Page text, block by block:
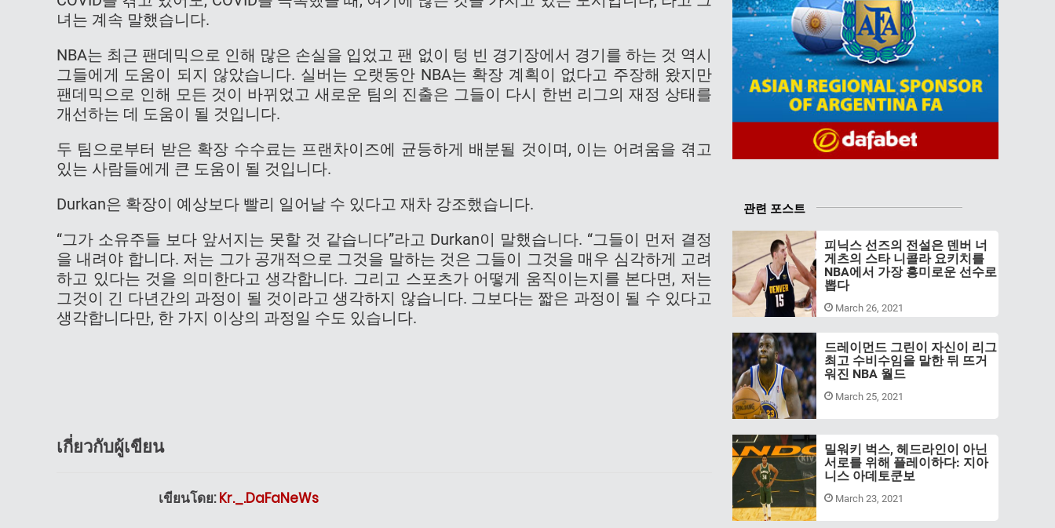
녀는 계속 말했습니다.
NBA는 최근 팬데믹으로 인해 많은 손실을 입었고 팬 없이 텅 빈 경기장에서 경기를 하는 것 역시
그들에게 도움이 되지 않았습니다. 실버는 오랫동안 NBA는 확장 계획이 없다고 주장해 왔지만
팬데믹으로 인해 모든 것이 바뀌었고 새로운 팀의 진출은 그들이 다시 한번 리그의 재정 상태를
개선하는 데 도움이 될 것입니다.
두 팀으로부터 받은 확장 수수료는 프랜차이즈에 균등하게 배분될 것이며, 이는 어려움을 겪고
있는 사람들에게 큰 도움이 될 것입니다.
Durkan은 확장이 예상보다 빨리 일어날 수 있다고 재차 강조했습니다.
“그가 소유주들 보다 앞서지는 못할 것 같습니다”라고 Durkan이 말했습니다. “그들이 먼저 결정
을 내려야 합니다. 저는 그가 공개적으로 그것을 말하는 것은 그들이 그것을 매우 심각하게 고려
하고 있다는 것을 의미한다고 생각합니다. 그리고 스포츠가 어떻게 움직이는지를 본다면, 저는
그것이 긴 다년간의 과정이 될 것이라고 생각하지 않습니다. 그보다는 짧은 과정이 될 수 있다고
생각합니다만, 한 가지 이상의 과정일 수도 있습니다.
เกี่ยวกับผู้เขียน
เขียนโดย:Kr._.DaFaNeWs
관련 포스트
피닉스 선즈의 전설은 덴버 너
게츠의 스타 니콜라 요키치를
NBA에서 가장 흥미로운 선수로
뽑다
March 26, 2021
드레이먼드 그린이 자신이 리그
최고 수비수임을 말한 뒤 뜨거
워진 NBA 월드
March 25, 2021
밀워키 벅스, 헤드라인이 아닌
서로를 위해 플레이하다: 지아
니스 아데토쿤보
March 23, 2021